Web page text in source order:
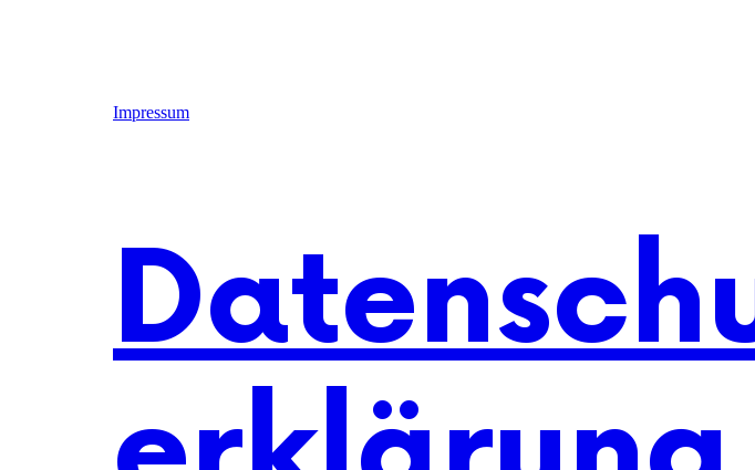
Impressum